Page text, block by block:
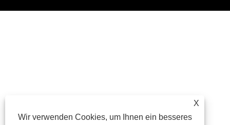
X
Wir verwenden Cookies, um Ihnen ein besseres